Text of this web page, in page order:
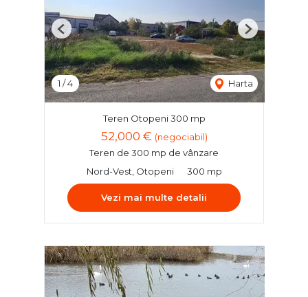
1 /4 Harta
Previous Next
Teren Otopeni 300 mp
52,000 € (negociabil)
Teren de 300 mp de vânzare
Nord-Vest, Otopeni
300 mp
Vezi mai multe detalii